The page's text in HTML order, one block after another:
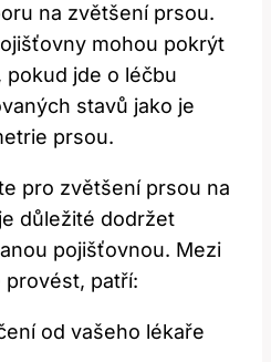
na zvětšení prsou.
mohou pokrýt
pokud jde o léčbu
stavů jako je
prsou.
pro zvětšení prsou na
důležité dodržet
pojišťovnou. Mezi
patří:
od vašeho lékaře